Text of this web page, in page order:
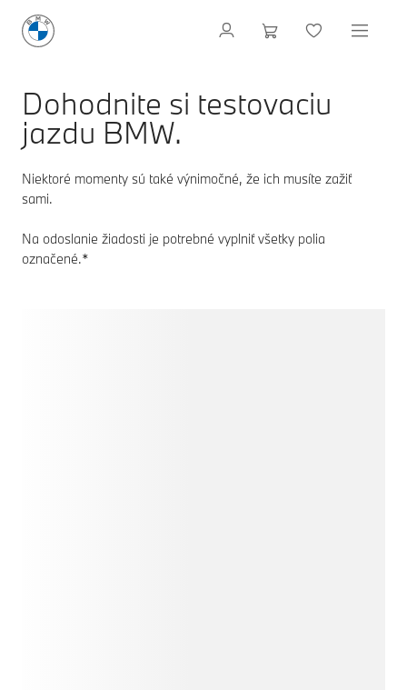
Dohodnite si testovaciu
jazdu BMW.
Niektoré momenty sú také výnimočné, že ich musíte zažiť
sami.
Na odoslanie žiadosti je potrebné vyplniť všetky polia
označené.*